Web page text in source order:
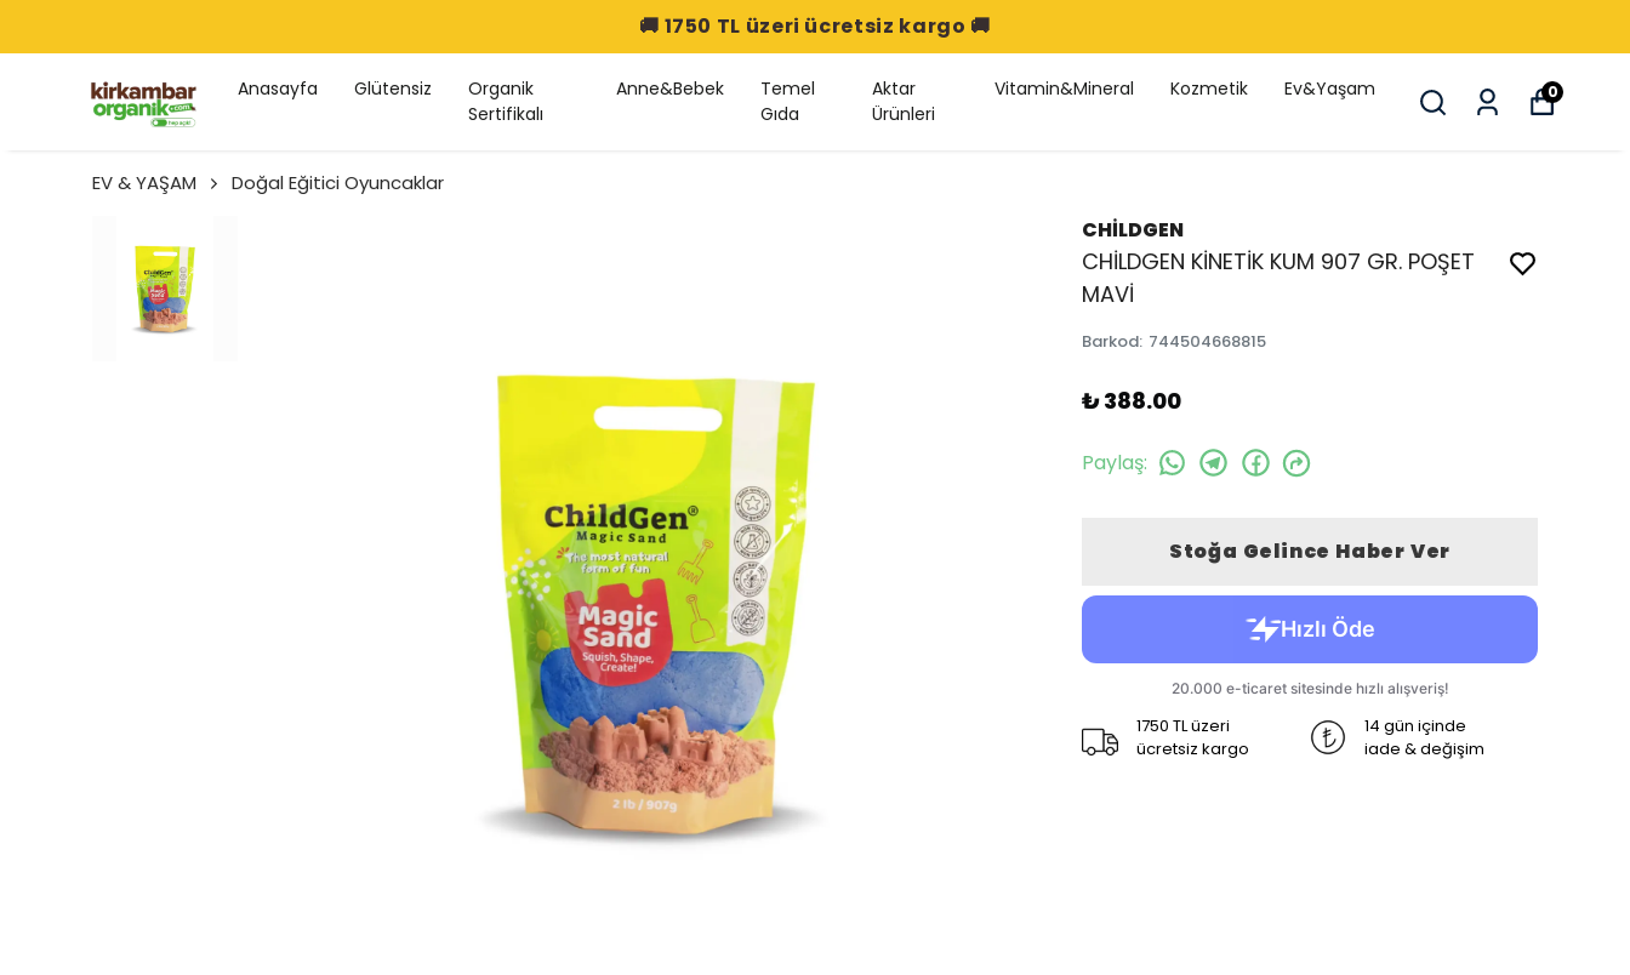
🚚 1750 TL üzeri ücretsiz kargo 🚚
Anasayfa Glütensiz
Organik
Sertifikalı
Anne&Bebek
Temel
Gıda
Aktar
Ürünleri
Vitamin&Mineral Kozmetik Ev&Yaşam 0
EV & YAŞAM Doğal Eğitici Oyuncaklar
CHİLDGEN
CHİLDGEN KİNETİK KUM 907 GR. POŞET
MAVİ
Barkod: 744504668815
₺ 388.00
Paylaş:
Stoğa Gelince Haber Ver
1750 TL üzeri
ücretsiz kargo
14 gün içinde
iade & değişim